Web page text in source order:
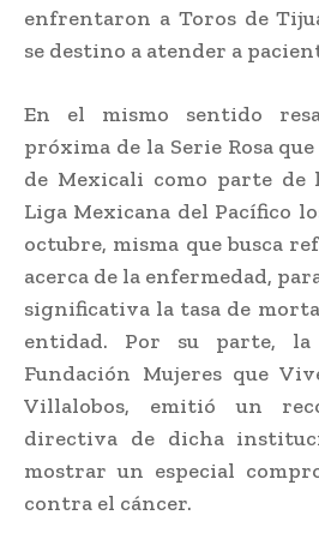
enfrentaron a Toros de
se destino a atender a
En el mismo sentido
próxima de la Serie Rosa
de Mexicali como parte de
Liga Mexicana del Pacífico
octubre, misma que busca
acerca de la enfermedad,
significativa la tasa de
entidad. Por su parte,
Fundación Mujeres que
Villalobos, emitió un
directiva de dicha
mostrar un especial
contra el cáncer.